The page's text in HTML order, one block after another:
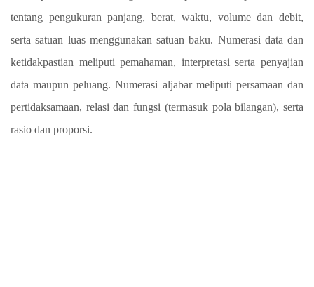
tentang pengukuran panjang, berat, waktu, volume dan debit,
serta satuan luas menggunakan satuan baku. Numerasi data dan
ketidakpastian meliputi pemahaman, interpretasi serta penyajian
data maupun peluang. Numerasi aljabar meliputi persamaan dan
pertidaksamaan, relasi dan fungsi (termasuk pola bilangan), serta
rasio dan proporsi.